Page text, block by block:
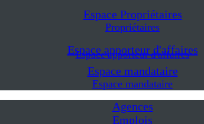
Espace Propriétaires
Propriétaires
Espace apporteur d'affaires
Espace apporteur d'affaires
Espace mandataire
Espace mandataire
Agences
Emplois